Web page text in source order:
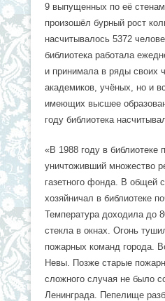
9 выпущенных по её
произошёл бурный рост
насчитывалось 5372
библиотека работала
и принимала в ряды своих
академиков, учёных, но и
имеющих высшее
году библиотека
«В 1988 году в библиотеке
уничтоживший множество
газетного фонда. В общей
хозяйничал в библиотеке
Температура доходила до
стекла в окнах. Огонь
пожарных команд города.
Невы. Позже старые
сложного случая не было
Ленинграда. Пепелище